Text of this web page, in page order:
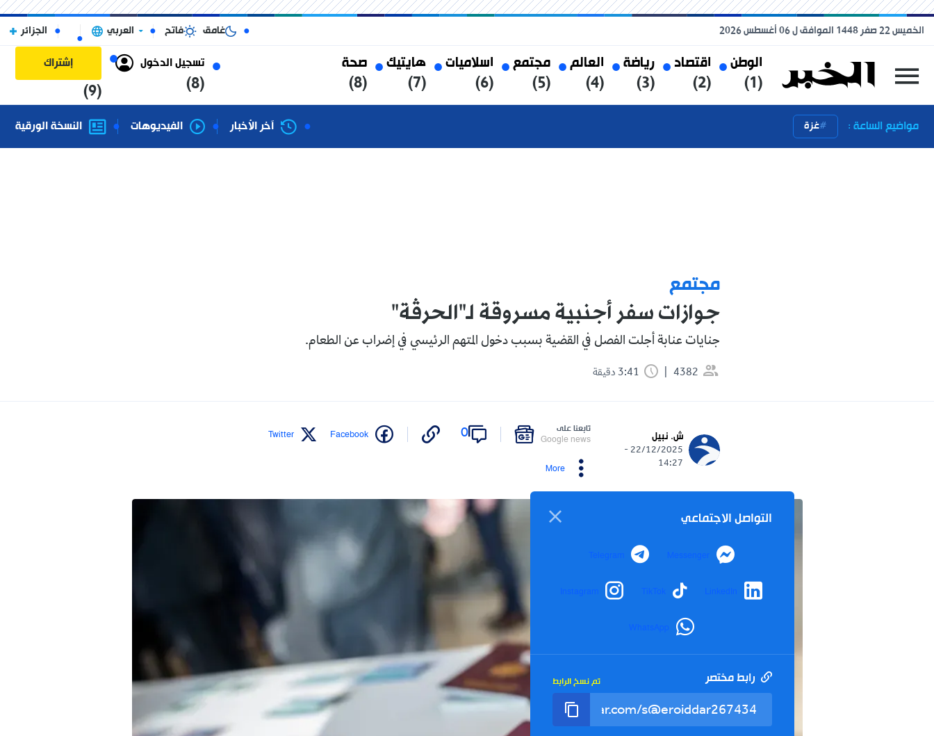
الوطن
(1)
اقتصاد
(2)
رياضة
(3)
العالم
(4)
مجتمع
(5)
اسلاميات
(6)
هايتيك
(7)
صحة
(8)
تسجيل الدخول
(8)
إشتراك
(9)
الخميس 22 صفر 1448 الموافق ل 06 أغسطس 2026 غامق فاتح العربي الجزائر
مواضيع الساعة : غزة آخر الأخبار الفيديوهات النسخة الورقية
مجتمع
جوازات سفر أجنبية مسروقة لـ"الحرڤة"
جنايات عنابة أجلت الفصل في القضية بسبب دخول المتهم الرئيسي في إضراب عن الطعام.
4382
ش. نبيل
22/12/2025 -
14:27
تابعنا على
Google news
0
Facebook
Twitter
More
التواصل الاجتماعي
Messenger
Telegram
LinkedIn
TikTok
Instagram
WhatsApp
رابط مختصر تم نسخ الرابط